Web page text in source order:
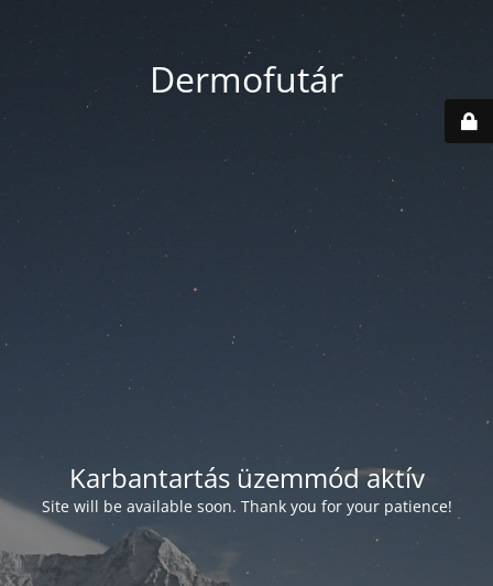
Dermofutár
Karbantartás üzemmód aktív
Site will be available soon. Thank you for your patience!